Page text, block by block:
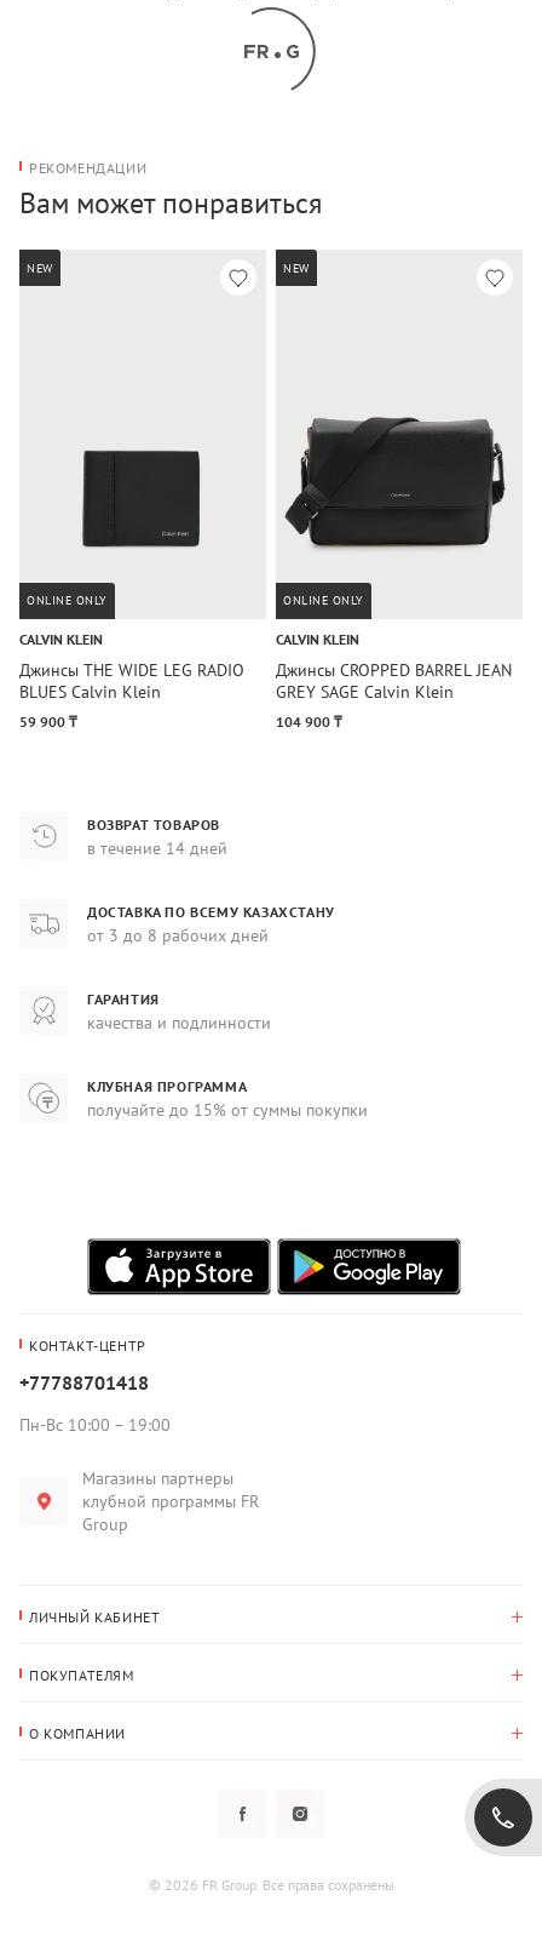
РЕКОМЕНДАЦИИ
Вам может понравиться
NEW
ONLINE ONLY
CALVIN KLEIN
Джинсы THE WIDE LEG RADIO
BLUES Calvin Klein
59 900 ₸
NEW
ONLINE ONLY
CALVIN KLEIN
Джинсы CROPPED BARREL JEAN
GREY SAGE Calvin Klein
104 900 ₸
ВОЗВРАТ ТОВАРОВ
в течение 14 дней
ДОСТАВКА ПО ВСЕМУ КАЗАХСТАНУ
от 3 до 8 рабочих дней
ГАРАНТИЯ
качества и подлинности
КЛУБНАЯ ПРОГРАММА
получайте до 15% от суммы покупки
КОНТАКТ-ЦЕНТР
+77788701418
Пн-Вс 10:00 – 19:00
Магазины партнеры
клубной программы FR
Group
ЛИЧНЫЙ КАБИНЕТ
Адрес для доставки
ПОКУПАТЕЛЯМ
О КОМПАНИИ
Политика конфиденциальности
Пользовательское соглашение© 2026 FR Group. Все права сохранены